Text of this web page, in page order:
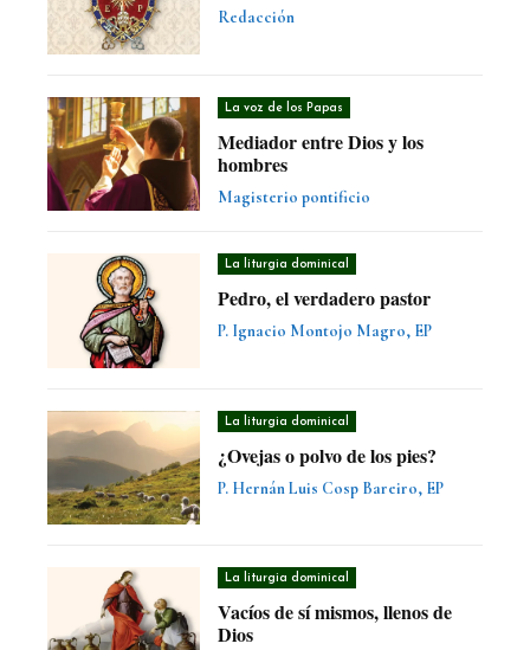
Redacción
La voz de los Papas
Mediador entre Dios y los
hombres
Magisterio pontificio
La liturgia dominical
Pedro, el verdadero pastor
P. Ignacio Montojo Magro, EP
La liturgia dominical
¿Ovejas o polvo de los pies?
P. Hernán Luis Cosp Bareiro, EP
La liturgia dominical
Vacíos de sí mismos, llenos de
Dios